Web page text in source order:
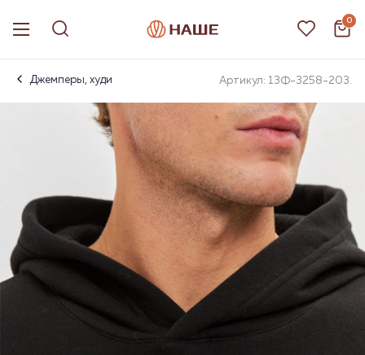
0
Джемперы, худи Артикул: 13Ф-3258-203.